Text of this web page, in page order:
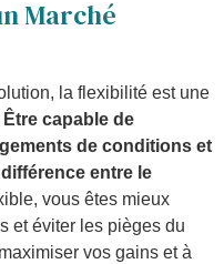
Marché
la flexibilité est une
Être capable de
de conditions et
entre le
vous êtes mieux
et éviter les pièges du
vos gains et à